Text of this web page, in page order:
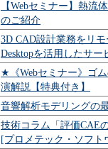
【Webセミナー】熱
のご紹介
3D CAD設計業務をリ
Desktopを活用したサ
★《Webセミナー》ゴ
演解説【特典付き】
音響解析モデリングの
技術コラム「評価CAE
[プロメテック・ソフト